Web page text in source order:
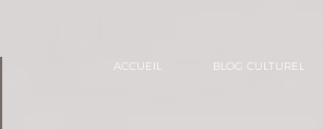
ACCUEIL BLOG CULTUREL